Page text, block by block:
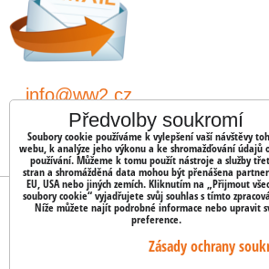
info@ww2.cz
shopww2/
OBJEDNÁVKY
Předvolby soukromí
Soubory cookie používáme k vylepšení vaší návštěvy
webu, k analýze jeho výkonu a ke shromažďování údajů
používání. Můžeme k tomu použít nástroje a služby
stran a shromážděná data mohou být přenášena
EU, USA nebo jiných zemích. Kliknutím na „Přijmout
soubory cookie“ vyjadřujete svůj souhlas s tímto
Níže můžete najít podrobné informace nebo upravit
preference.
Zásady ochrany